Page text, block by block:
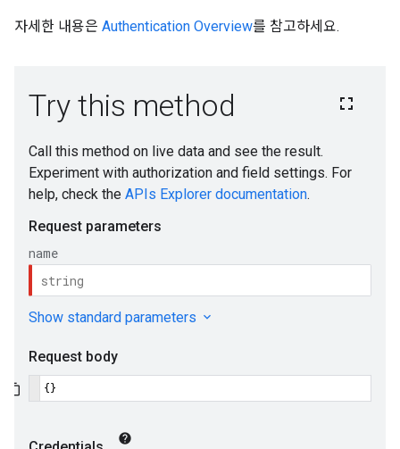
자세한 내용은 Authentication Overview를 참고하세요.